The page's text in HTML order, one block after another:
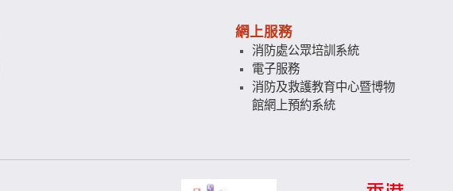
網上服務
消防處公眾培訓系統
電子服務
消防及救護教育中心暨博物
館網上預約系統